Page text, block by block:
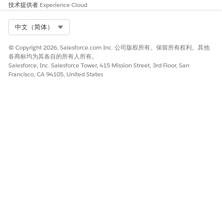
技术提供者 Experience Cloud
中文（简体）
© Copyright 2026, Salesforce.com Inc. 公司版权所有。保留所有权利。其他
各商标均为其各自的所有人所有。
Salesforce, Inc. Salesforce Tower, 415 Mission Street, 3rd Floor, San
Francisco, CA 94105, United States